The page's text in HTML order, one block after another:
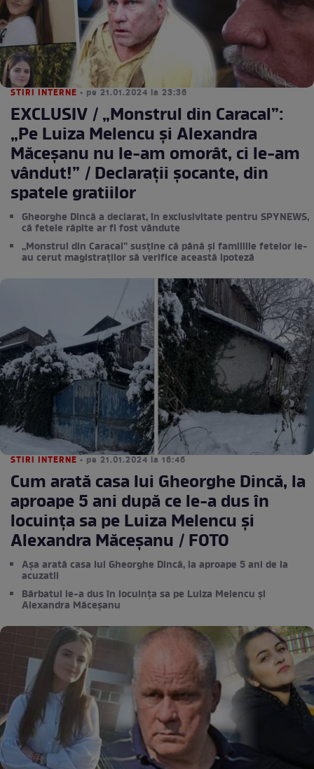
STIRI INTERNE • pe 21.01.2024 la 23:36
EXCLUSIV / „Monstrul din Caracal”:
„Pe Luiza Melencu și Alexandra
Măceșanu nu le-am omorât, ci le-am
vândut!” / Declarații șocante, din
spatele gratiilor
Gheorghe Dincă a declarat, în exclusivitate pentru SPYNEWS,
că fetele răpite ar fi fost vândute
„Monstrul din Caracal” susține că până și familiile fetelor le-
au cerut magistraților să verifice această ipoteză
STIRI INTERNE • pe 21.01.2024 la 16:46
Cum arată casa lui Gheorghe Dincă, la
aproape 5 ani după ce le-a dus în
locuința sa pe Luiza Melencu și
Alexandra Măceşanu / FOTO
Așa arată casa lui Gheorghe Dincă, la aproape 5 ani de la
acuzatii
Bărbatul le-a dus în locuința sa pe Luiza Melencu și
Alexandra Măceşanu